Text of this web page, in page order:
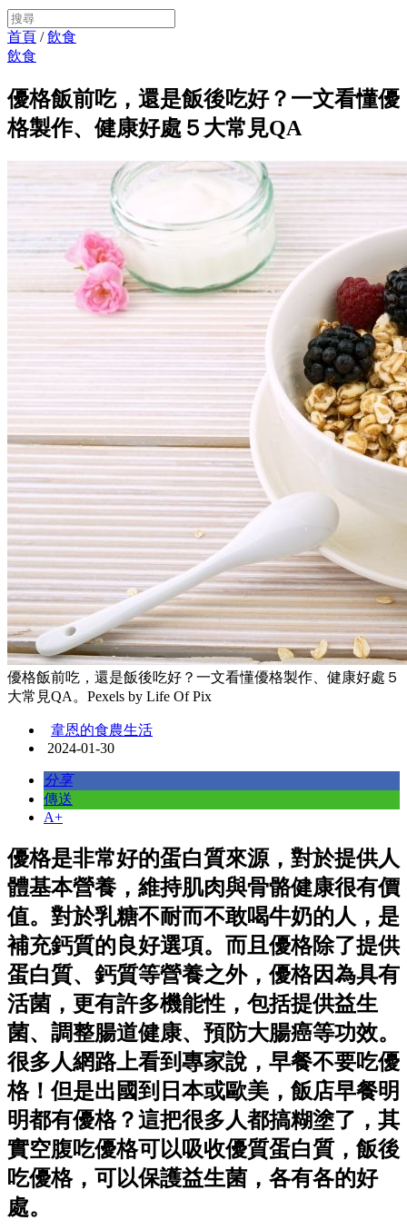
首頁 /飲食
飲食
優格飯前吃，還是飯後吃好？一文看懂優
格製作、健康好處５大常見QA
優格飯前吃，還是飯後吃好？一文看懂優格製作、健康好處５
大常見QA。Pexels by Life Of Pix
韋恩的食農生活
2024-01-30
分享
傳送
A+
優格是非常好的蛋白質來源，對於提供人
體基本營養，維持肌肉與骨骼健康很有價
值。對於乳糖不耐而不敢喝牛奶的人，是
補充鈣質的良好選項。而且優格除了提供
蛋白質、鈣質等營養之外，優格因為具有
活菌，更有許多機能性，包括提供益生
菌、調整腸道健康、預防大腸癌等功效。
很多人網路上看到專家說，早餐不要吃優
格！但是出國到日本或歐美，飯店早餐明
明都有優格？這把很多人都搞糊塗了， 其
實空腹吃優格可以吸收優質蛋白質，飯後
吃優格，可以保護益生菌，各有各的好
處。